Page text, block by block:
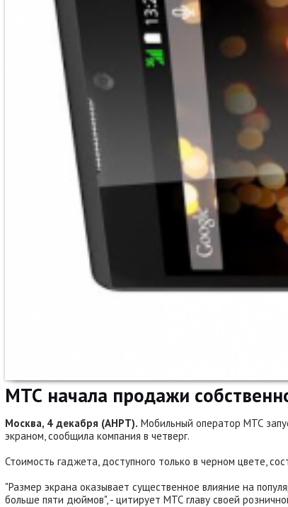
МТС начала продажи
Москва, 4 декабря (АНРТ). Мобильный оператор МТС
экраном, сообщила компания в четверг.
Стоимость гаджета, доступного только в черном цвете,
"Размер экрана оказывает существенное влияние на
больше пяти дюймов", - цитирует МТС главу своей